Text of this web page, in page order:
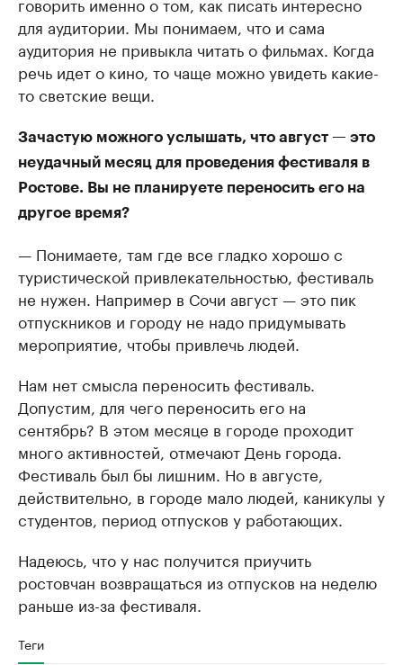
для аудитории. Мы понимаем, что и сама
аудитория не привыкла читать о фильмах. Когда
речь идет о кино, то чаще можно увидеть какие-
то светские вещи.
Зачастую можного услышать, что август — это
неудачный месяц для проведения фестиваля в
Ростове. Вы не планируете переносить его на
другое время?
— Понимаете, там где все гладко хорошо с
туристической привлекательностью, фестиваль
не нужен. Например в Сочи август — это пик
отпускников и городу не надо придумывать
мероприятие, чтобы привлечь людей.
Нам нет смысла переносить фестиваль.
Допустим, для чего переносить его на
сентябрь? В этом месяце в городе проходит
много активностей, отмечают День города.
Фестиваль был бы лишним. Но в августе,
действительно, в городе мало людей, каникулы у
студентов, период отпусков у работающих.
Надеюсь, что у нас получится приучить
ростовчан возвращаться из отпусков на неделю
раньше из-за фестиваля.
Теги